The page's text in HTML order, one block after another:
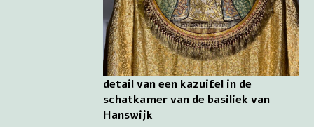
detail van een kazuifel in de
schatkamer van de basiliek van
Hanswijk